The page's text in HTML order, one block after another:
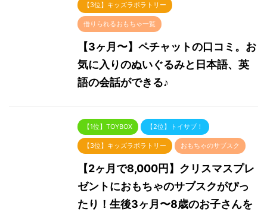
【3位】キッズラボラトリー
借りられるおもちゃ一覧
【3ヶ月〜】ペチャットの口コミ。お
気に入りのぬいぐるみと日本語、英
語の会話ができる♪
【1位】TOYBOX 【2位】トイサブ！
【3位】キッズラボラトリー おもちゃのサブスク
【2ヶ月で8,000円】クリスマスプレ
ゼントにおもちゃのサブスクがぴっ
たり！生後3ヶ月〜8歳のお子さんを